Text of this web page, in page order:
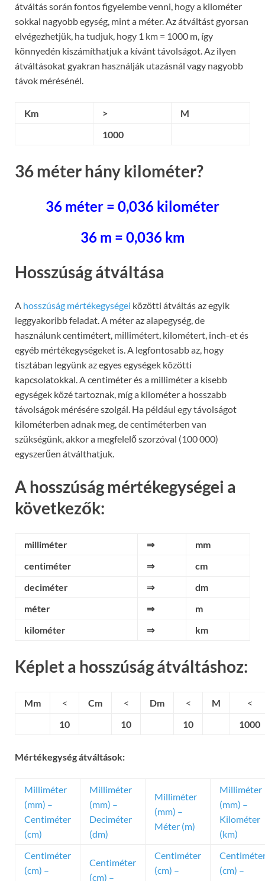
átváltás során fontos figyelembe venni, hogy a kilométer
sokkal nagyobb egység, mint a méter. Az átváltást gyorsan
elvégezhetjük, ha tudjuk, hogy 1 km = 1000 m, így
könnyedén kiszámíthatjuk a kívánt távolságot. Az ilyen
átváltásokat gyakran használják utazásnál vagy nagyobb
távok mérésénél.
Km >
M
1000
36 méter hány kilométer?
36 méter = 0,036 kilométer
36 m = 0,036 km
Hosszúság átváltása
A hosszúság mértékegységei közötti átváltás az egyik
leggyakoribb feladat. A méter az alapegység, de
használunk centimétert, millimétert, kilométert, inch-et és
egyéb mértékegységeket is. A legfontosabb az, hogy
tisztában legyünk az egyes egységek közötti
kapcsolatokkal. A centiméter és a milliméter a kisebb
egységek közé tartoznak, míg a kilométer a hosszabb
távolságok mérésére szolgál. Ha például egy távolságot
kilométerben adnak meg, de centiméterben van
szükségünk, akkor a megfelelő szorzóval (100 000)
egyszerűen átválthatjuk.
A hosszúság mértékegységei a
következők:
milliméter ⇒
mm
centiméter
⇒
cm
deciméter
⇒
dm
méter
⇒
m
kilométer
⇒ km
Képlet a hosszúság átváltáshoz:
Mm < Cm < Dm < M
<
10
10 10 1000
Mértékegység átváltások:
Milliméter
(mm) –
Centiméter
(cm)
Milliméter
(mm) –
Deciméter
(dm)
Milliméter
(mm) –
Méter (m)
Milliméter
(mm) –
Kilométer
(km)
Centiméter
(cm) –
Centiméter
(cm) –
Centiméter
(cm) –
(cm) –